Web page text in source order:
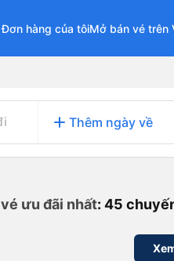
Đơn hàng của tôiMở bán vé trên
add Thêm ngày về
ưu đãi nhất: 45